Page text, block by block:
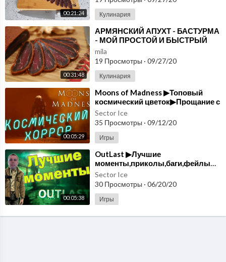
00:21:24 Кулинария
00:31:48
⁣АРМЯНСКИЙ АПУХТ - БАСТУРМА
- МОЙ ПРОСТОЙ И БЫСТРЫЙ
ВАРИАНТ - Рецепт от Эгине -
Heghineh
mila
19 Просмотры · 09/27/20
Кулинария
00:05:29
⁣Moons of Madness ▶Топовый
космический цветок▶Прощание с
Лукасом ▶выпуск#12
Sector Ice
35 Просмотры · 09/12/20
Игры
00:05:38
OutLast ▶Лучшие
моменты,приколы,баги,фейлы▶выпуск#11
Sector Ice
30 Просмотры · 06/20/20
Игры